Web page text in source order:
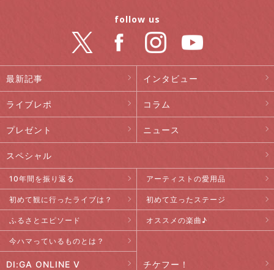
最新記事 インタビュー
ライブレポ コラム
プレゼント ニュース
スペシャル
10年間を振り返る アーティストの愛用品
初めて観に行ったライブは？ 初めて立ったステージ
ふるさとエピソード オススメの楽曲♪
今ハマっているものとは？
DI:GA ONLINE V チケフー！
follow us